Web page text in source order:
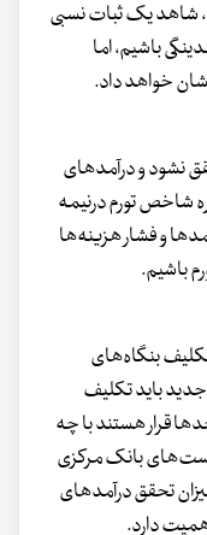
شاهد یک ثبات نسبی
باشیم، اما
خواهد داد.
نشود و درآمدهای
شاخص تورم درنیمه
و فشار هزینه‌ها
باشیم.
تکلیف بنگاه‌های
باید تکلیف
قرار هستند با چه
بانک مرکزی
تحقق درآمدهای
دارد.